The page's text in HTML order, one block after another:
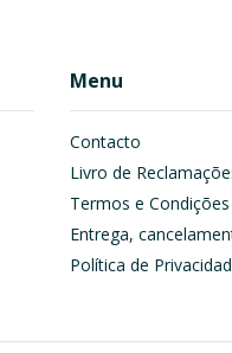
Menu
Contacto
Livro de
Termos e Condições
Entrega,
Política de